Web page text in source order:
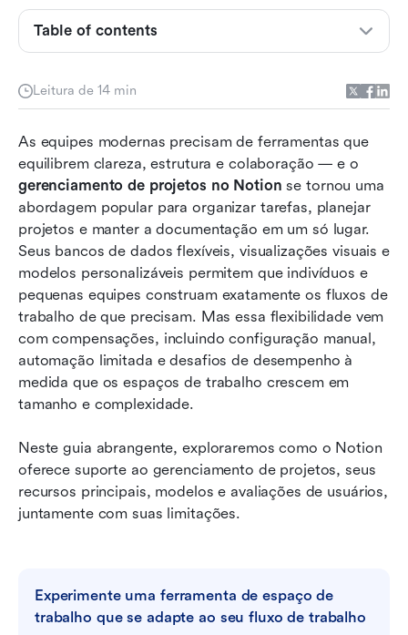
Leitura de 14 min
As equipes modernas precisam de ferramentas que
gerenciamento de projetos no Notion se tornou uma
abordagem popular para organizar tarefas, planejar
projetos e manter a documentação em um só lugar.
Seus bancos de dados flexíveis, visualizações visuais e
modelos personalizáveis permitem que indivíduos e
pequenas equipes construam exatamente os fluxos de
trabalho de que precisam. Mas essa flexibilidade vem
com compensações, incluindo configuração manual,
automação limitada e desafios de desempenho à
medida que os espaços de trabalho crescem em
tamanho e complexidade.
Neste guia abrangente, exploraremos como o Notion
oferece suporte ao gerenciamento de projetos, seus
recursos principais, modelos e avaliações de usuários,
juntamente com suas limitações.
Experimente uma ferramenta de espaço de
trabalho que se adapte ao seu fluxo de trabalho
Table of contents
Notion?
gerenciamento de projetos
Como usar o Notion para gerenciamento de
projetos
Avaliações do Notion para gerenciamento de
projetos: o que os usuários gostam
Limitações do Notion para gerenciamento de
projetos
Conheça o Lark: uma alternativa mais
inteligente ao Notion para gerenciamento de
projetos
Notion vs Lark: Comparação de recursos (visão
geral)
Leitura relacionada